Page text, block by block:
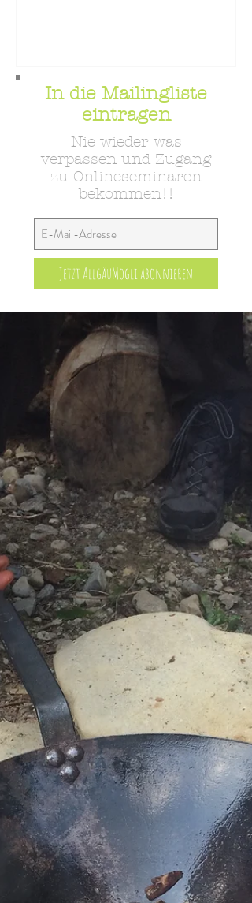
In die Mailingliste
eintragen
Nie wieder was
verpassen und Zugang
zu Onlineseminaren
bekommen!!
Jetzt AllgäuMogli abonnieren